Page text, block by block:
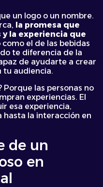
un logo o un nombre.
la promesa que
la experiencia que
como el de las bebidas
te diferencia de la
de ayudarte a crear
tu audiencia.
las personas no
experiencias. El
esa experiencia,
hasta la interacción en
de un
en